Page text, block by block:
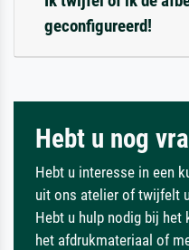
geconfigureerd!
Hebt u nog
Hebt u interesse in een
uit ons atelier of twijfelt
Hebt u hulp nodig bij het
het afdrukmateriaal of